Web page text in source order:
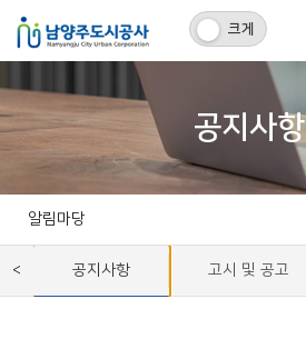
크게
공지사항
알림마당
고객마당
알림마당
개발사업
시설운영사업
정보공유
공사소개공지사항 고시 및 공고